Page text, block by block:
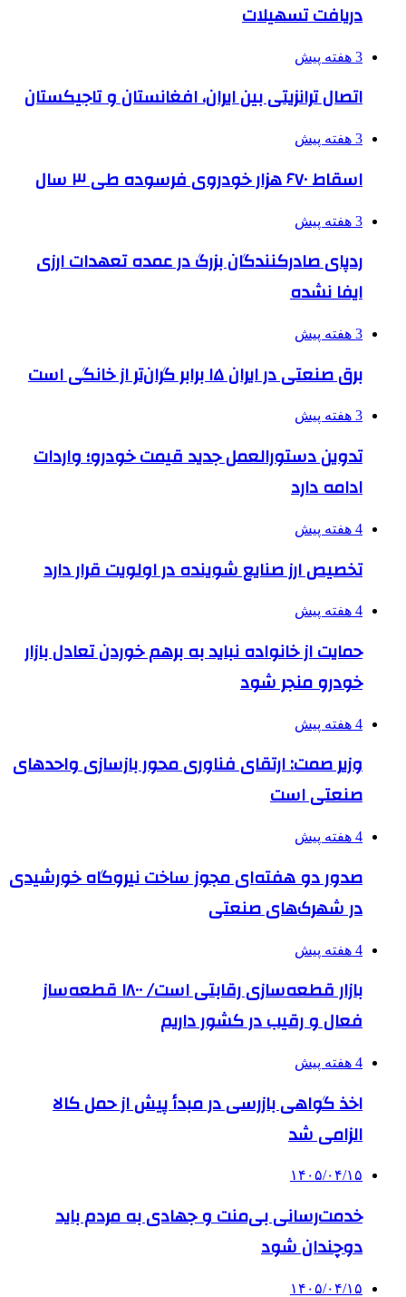
دریافت تسهیلات
3 هفته پیش
اتصال ترانزیتی بین ایران، افغانستان و تاجیکستان
3 هفته پیش
اسقاط ۶۷۰ هزار خودروی فرسوده طی ۳ سال
3 هفته پیش
ردپای صادرکنندگان بزرگ در عمده تعهدات ارزی
ایفا نشده
3 هفته پیش
برق صنعتی در ایران ۱۵ برابر گران‌تر از خانگی است
3 هفته پیش
تدوین دستورالعمل جدید قیمت خودرو؛ واردات
ادامه دارد
4 هفته پیش
تخصیص ارز صنایع شوینده در اولویت قرار دارد
4 هفته پیش
حمایت از خانواده نباید به برهم خوردن تعادل بازار
خودرو منجر شود
4 هفته پیش
وزیر صمت: ارتقای فناوری محور بازسازی واحدهای
صنعتی است
4 هفته پیش
صدور دو هفته‌ای مجوز ساخت نیروگاه خورشیدی
در شهرک‌های صنعتی
4 هفته پیش
بازار قطعه‌سازی رقابتی است/ ۱۸۰۰ قطعه‌ساز
فعال و رقیب در کشور داریم
4 هفته پیش
اخذ گواهی بازرسی در مبدأ پیش از حمل کالا
الزامی شد
۱۴۰۵/۰۴/۱۵
خدمت‌رسانی بی‌منت و جهادی به مردم باید
دوچندان شود
۱۴۰۵/۰۴/۱۵